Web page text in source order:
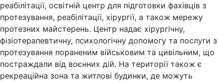
реабілітації, освітній центр для підготовки фахівців з
протезування, реабілітації, хірургії, а також мережу
протезних майстерень. Центр надає хірургічну,
фізіотерапевтичну, психологічну допомогу та послуги з
протезування пораненим військовим та цивільним, що
постраждали від воєнних дій. На території також є
рекреаційна зона та житлові будинки, де можуть